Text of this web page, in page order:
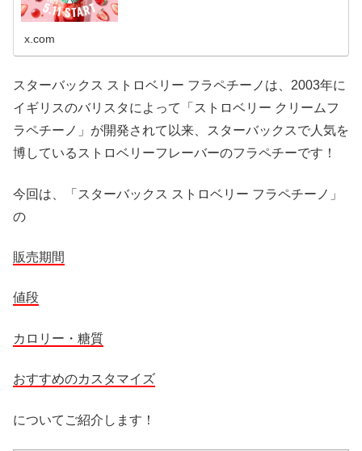
x.com
スターバックス ストロベリー フラペチーノは、2003年に
イギリスのバリスタによって「ストロベリー クリームフ
ラペチーノ」が開発されて以来、スターバックスで人気を
博しているストロベリーフレーバーのフラペチーです！
今回は、「スターバックス ストロベリー フラペチーノ」
の
販売期間
値段
カロリー・糖質
おすすめのカスタマイズ
についてご紹介します！